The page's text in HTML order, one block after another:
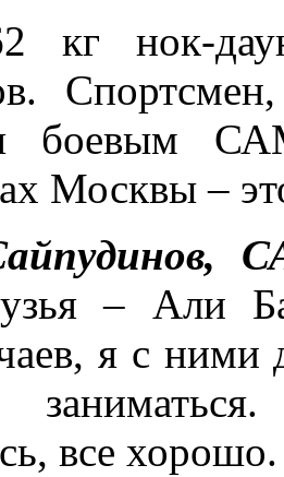
кг нок-
боевым
Москвы –
– Али
я с ними
все